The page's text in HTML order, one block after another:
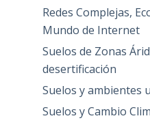
Redes Complejas,
Mundo de Internet
Suelos de Zonas
desertificación
Suelos y ambientes
Suelos y Cambio